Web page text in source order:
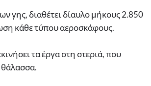
γης, διαθέτει δίαυλο μήκους 2.850
κάθε τύπου αεροσκάφους.
τα έργα στη στεριά, που
θάλασσα.